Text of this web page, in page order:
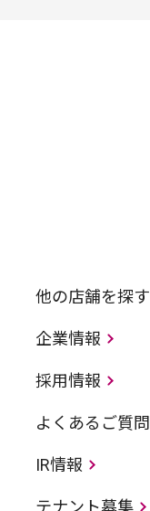
他の店舗を探す
企業情報
採用情報
よくあるご質問
IR情報